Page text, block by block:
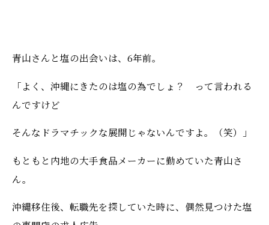
青山さんと塩の出会いは、6年前。
「よく、沖縄にきたのは塩の為でしょ？ って言われる
んですけど
そんなドラマチックな展開じゃないんですよ。（笑）」
もともと内地の大手食品メーカーに勤めていた青山さ
ん。
沖縄移住後、転職先を探していた時に、偶然見つけた塩